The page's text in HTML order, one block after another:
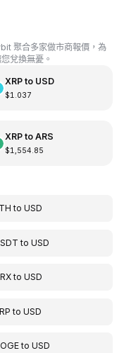
聚合多家做市商報價，為
兌換無憂。
XRPto USD
$1.037
XRPto ARS
$1,554.85
toUSD
toUSD
toUSD
toUSD
toUSD